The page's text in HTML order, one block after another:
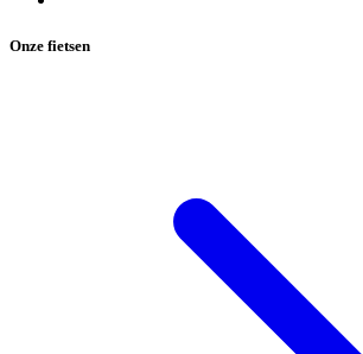
Onze fietsen